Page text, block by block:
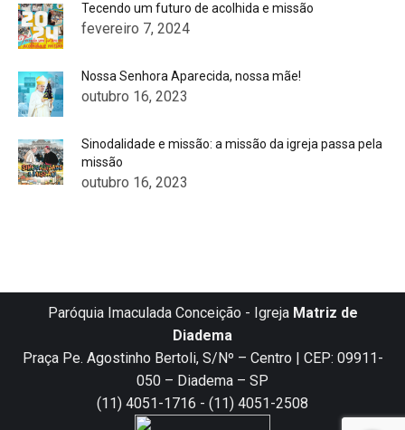
Tecendo um futuro de acolhida e missão
fevereiro 7, 2024
Nossa Senhora Aparecida, nossa mãe!
outubro 16, 2023
Sinodalidade e missão: a missão da igreja passa pela
missão
outubro 16, 2023
Paróquia Imaculada Conceição - Igreja Matriz de
Diadema
Praça Pe. Agostinho Bertoli, S/Nº – Centro | CEP: 09911-
050 – Diadema – SP
(11) 4051-1716 - (11) 4051-2508